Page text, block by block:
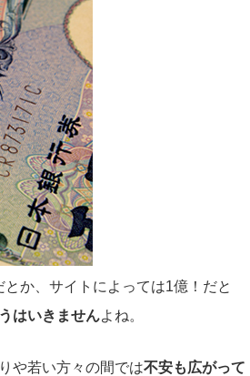
とか、サイトによっては1億！だと
はいきませんよね。
や若い方々の間では不安も広がって